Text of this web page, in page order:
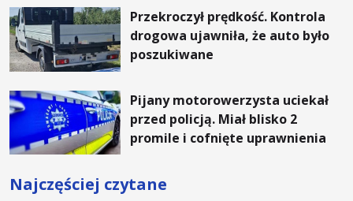
rachunki za energię, lepszy
komfort życia i... czystsze
powietrze
Przekroczył prędkość. Kontrola
drogowa ujawniła, że auto było
poszukiwane
Pijany motorowerzysta uciekał
przed policją. Miał blisko 2
promile i cofnięte uprawnienia
Najczęściej czytane